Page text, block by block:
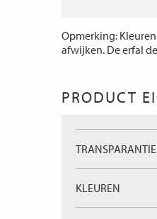
Opmerking:
afwijken. De erfal
PRODUCT
TRANSPARANTIE
KLEUREN